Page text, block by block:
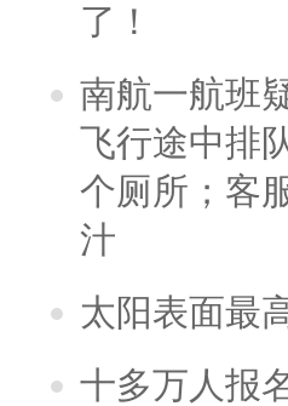
了！
南航一航班
飞行途中排
个厕所；客
汁
太阳表面最
十多万人报